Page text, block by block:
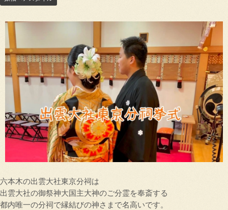
六本木の出雲大社東京分祠は
出雲大社の御祭神大国主大神のご分霊を奉斎する
都内唯一の分祠で縁結びの神さまで名高いです。